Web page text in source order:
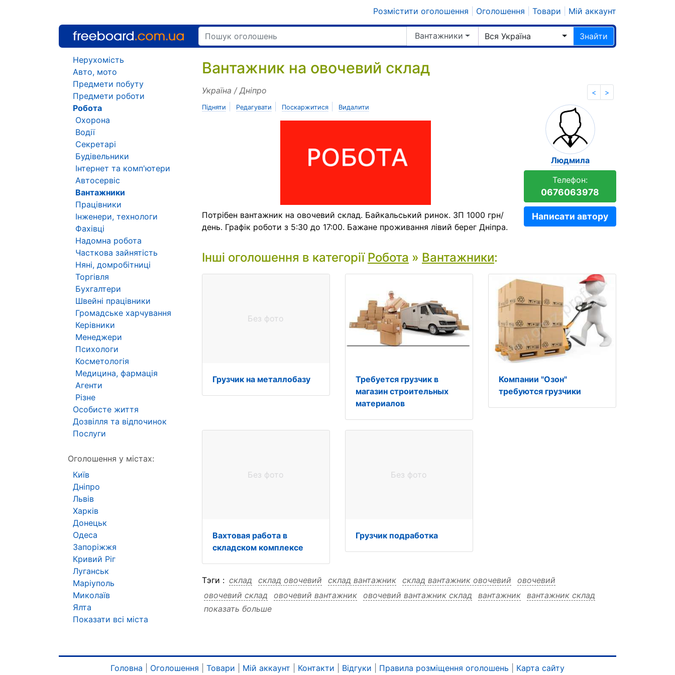
Розмістити оголошення Оголошення Товари Мій аккаунт
Вантажники Вся Україна Знайти
Вантажник на овочевий склад
< >
Україна / Дніпро
Підняти Редагувати Поскаржитися Видалити
Потрібен вантажник на овочевий склад. Байкальський ринок. ЗП 1000 грн/
день. Графік роботи з 5:30 до 17:00. Бажане проживання лівий берег Дніпра.
Людмила
Телефон:
0676063978
Написати автору
Інші оголошення в категорії Робота » Вантажники:
Без фото
Грузчик на металлобазу
Требуется грузчик в
магазин строительных
материалов
Компании "Озон"
требуются грузчики
Без фото
Вахтовая работа в
складском комплексе
Без фото
Грузчик подработка
Тэги : склад склад овочевий склад вантажник склад вантажник овочевий
овочевий
овочевий склад
овочевий вантажник овочевий вантажник склад вантажник вантажник склад
вантажник овочевий
показать больше
Нерухомість
Авто, мото
Предмети побуту
Предмети роботи
Робота
Охорона
Водії
Секретарі
Будівельники
Інтернет та комп'ютери
Автосервіс
Вантажники
Працівники
Інженери, технологи
Фахівці
Надомна робота
Часткова зайнятість
Няні, домробітниці
Торгівля
Бухгалтери
Швейні працівники
Громадське харчування
Керівники
Менеджери
Психологи
Косметологія
Медицина, фармація
Агенти
Різне
Особисте життя
Дозвілля та відпочинок
Послуги
Оголошення у містах:
Київ
Дніпро
Львів
Харків
Донецьк
Одеса
Запоріжжя
Кривий Ріг
Луганськ
Маріуполь
Миколаїв
Ялта
Показати всі міста
Головна Оголошення Товари Мій аккаунт Контакти Відгуки Правила розміщення оголошень Карта сайту